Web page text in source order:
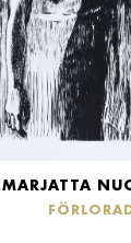
MARJATTA